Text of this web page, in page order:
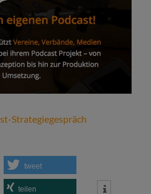
Strategiegespräch
tweet
teilen